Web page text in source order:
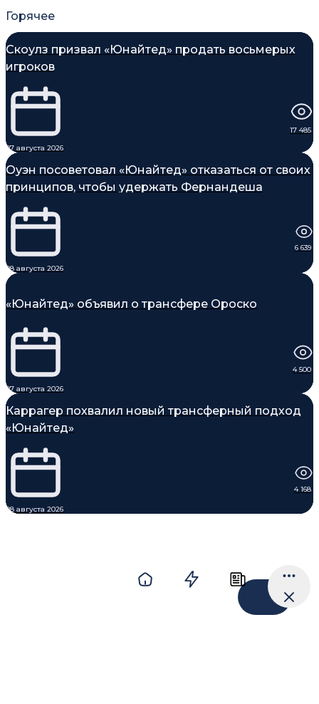
Горячее
Скоулз призвал «Юнайтед» продать восьмерых
игроков
07 августа 2026
17 485
Оуэн посоветовал «Юнайтед» отказаться от своих
принципов, чтобы удержать Фернандеша
08 августа 2026
6 639
«Юнайтед» объявил о трансфере Ороско
07 августа 2026
4 500
Каррагер похвалил новый трансферный подход
«Юнайтед»
08 августа 2026
4 168